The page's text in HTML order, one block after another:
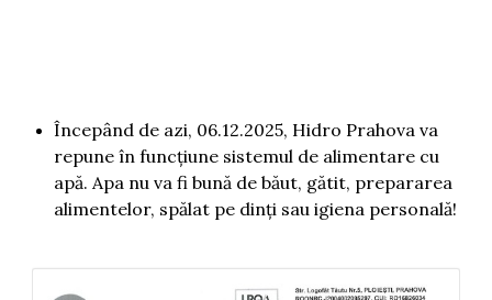
Începând de azi, 06.12.2025, Hidro Prahova va
repune în funcțiune sistemul de alimentare cu
apă. Apa nu va fi bună de băut, gătit, prepararea
alimentelor, spălat pe dinți sau igiena personală!